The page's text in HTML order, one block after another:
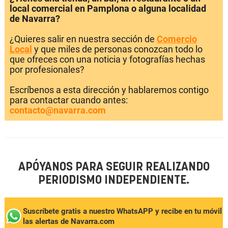
local comercial en Pamplona o alguna localidad
de Navarra?
¿Quieres salir en nuestra sección de Comercio
Local y que miles de personas conozcan todo lo
que ofreces con una noticia y fotografías hechas
por profesionales?
Escríbenos a esta dirección y hablaremos contigo
para contactar cuando antes:
contacto@navarra.com
APÓYANOS PARA SEGUIR REALIZANDO
PERIODISMO INDEPENDIENTE.
Suscríbete gratis a nuestro WhatsAPP y recibe en tu móvil
las alertas de Navarra.com